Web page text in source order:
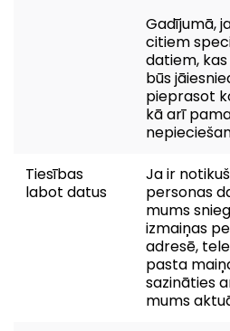
Gadījumā,
citiem
datiem,
būs
pieprasot
kā arī
Tiesības
labot datus
Ja ir
personas
mums
izmaiņas
adresē,
pasta
sazināties
mums